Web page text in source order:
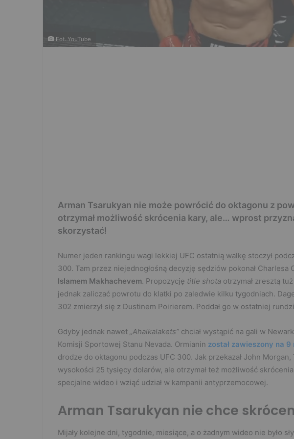
Fot. YouTube
Arman Tsarukyan nie może powrócić do oktagonu z
otrzymał możliwość skrócenia kary, ale… wprost
skorzystać!
Numer jeden rankingu wagi lekkiej UFC ostatnią walkę stoczył
300. Tam przez niejednogłośną decyzję sędziów pokonał Charlesa
Islamem Makhachevem. Propozycję title shota otrzymał zresztą
jednak zaliczać powrotu do klatki po zaledwie kilku tygodniach.
302 zmierzył się z Dustinem Poirierem. Poddał go w ostatniej
Gdyby jednak nawet „Ahalkalakets” chciał wystąpić na gali w
Komisji Sportowej Stanu Nevada. Ormianin został zawieszony na 9
drodze do oktagonu podczas UFC 300. Jak przekazał John Morgan,
wysokości 25 tysięcy dolarów, ale otrzymał też możliwość
specjalne wideo i wziąć udział w kampanii antyprzemocowej.
Arman Tsarukyan nie chce
Mijały kolejne dni, tygodnie, miesiące, a o żadnym wideo nie było